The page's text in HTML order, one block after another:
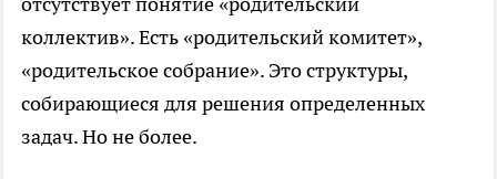
коллектив». Есть «родительский комитет»,
«родительское собрание». Это структуры,
собирающиеся для решения определенных
задач. Но не более.